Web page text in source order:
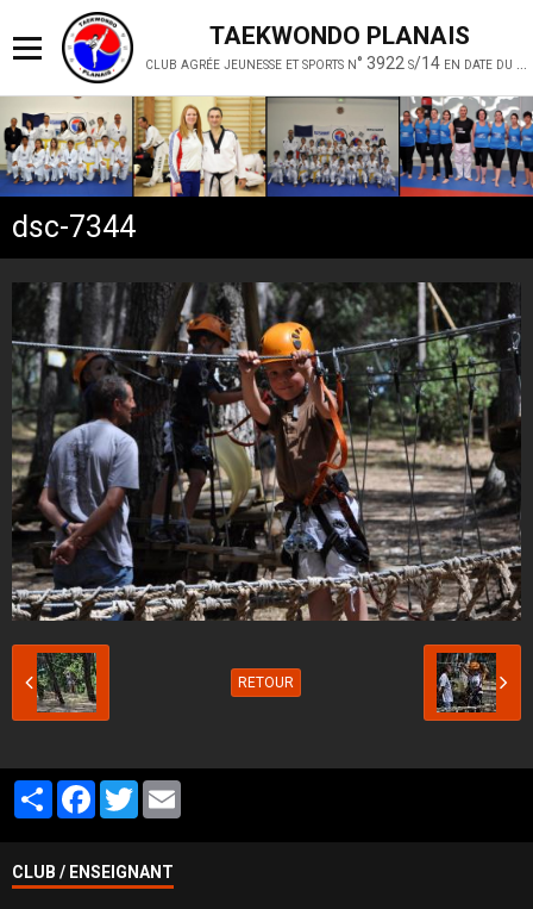
TAEKWONDO PLANAIS
dsc-7344
RETOUR
PartagerFacebook
Twitter
CLUB / ENSEIGNANT